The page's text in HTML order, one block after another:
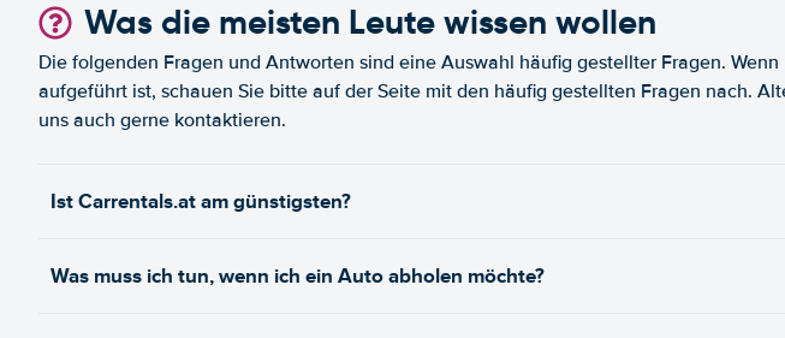
Was die meisten Leute wissen wollen
Die folgenden Fragen und Antworten sind eine Auswahl häufig gestellter Fragen.
aufgeführt ist, schauen Sie bitte auf der Seite mit den häufig gestellten Fragen nach.
uns auch gerne kontaktieren.
Ist Carrentals.at am günstigsten?
Was muss ich tun, wenn ich ein Auto abholen möchte?